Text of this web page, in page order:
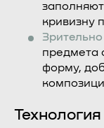
кривизну
предмета
форму,